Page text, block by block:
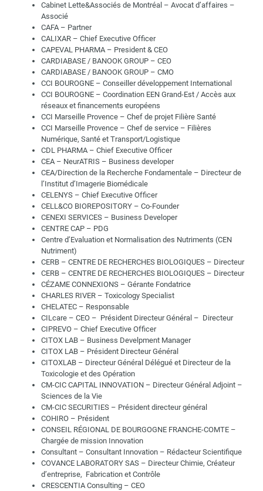
Cabinet Lette&Associés de Montréal – Avocat d’affaires –
Associé
CAFA – Partner
CALIXAR – Chief Executive Officer
CAPEVAL PHARMA – President & CEO
CARDIABASE / BANOOK GROUP – CEO
CARDIABASE / BANOOK GROUP – CMO
CCI BOUROGNE – Conseiller développement International
CCI BOUROGNE – Coordination EEN Grand-Est / Accès aux
réseaux et financements européens
CCI Marseille Provence – Chef de projet Filière Santé
CCI Marseille Provence – Chef de service – Filières
Numérique, Santé et Transport/Logistique
CDL PHARMA – Chief Executive Officer
CEA – NeurATRIS – Business developer
CEA/Direction de la Recherche Fondamentale – Directeur de
l’Institut d’Imagerie Biomédicale
CELENYS – Chief Executive Officer
CELL&CO BIOREPOSITORY – Co-Founder
CENEXI SERVICES – Business Developer
CENTRE CAP – PDG
Centre d’Evaluation et Normalisation des Nutriments (CEN
Nutriment)
CERB – CENTRE DE RECHERCHES BIOLOGIQUES – Directeur
CERB – CENTRE DE RECHERCHES BIOLOGIQUES – Directeur
CÉZAME CONNEXIONS – Gérante Fondatrice
CHARLES RIVER – Toxicology Specialist
CHELATEC – Responsable
CILcare – CEO – Président Directeur Général – Directeur
CIPREVO – Chief Executive Officer
CITOX LAB – Business Develpment Manager
CITOX LAB – Président Directeur Général
CITOXLAB – Directeur Général Délégué et Directeur de la
Toxicologie et des Opération
CM-CIC CAPITAL INNOVATION – Directeur Général Adjoint –
Sciences de la Vie
CM-CIC SECURITIES – Président directeur général
COHIRO – Président
CONSEIL RÉGIONAL DE BOURGOGNE FRANCHE-COMTE –
Chargée de mission Innovation
Consultant – Consultant Innovation – Rédacteur Scientifique
COVANCE LABORATORY SAS – Directeur Chimie, Créateur
d’entreprise, Fabrication et Contrôle
CRESCENTIA Consulting – CEO